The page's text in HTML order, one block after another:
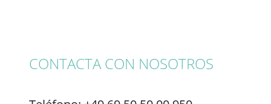
CONTACTA CON NOSOTROS